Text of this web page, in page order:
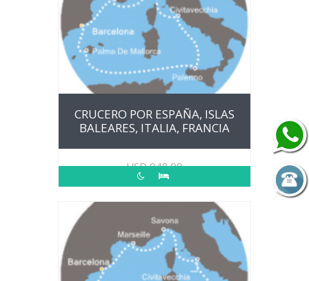
CRUCERO POR ESPAÑA, ISLAS
BALEARES, ITALIA, FRANCIA
USD948.00